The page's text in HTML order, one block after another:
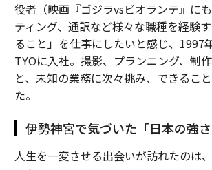
役者（映画『ゴジラvsビオランテ』に
ティング、通訳など様々な職種を経験
ること」を仕事にしたいと感じ、1997
TYOに入社。撮影、プランニング、制
と、未知の業務に次々挑み、できるこ
た。
伊勢神宮で気づいた「日本の強さ
人生を一変させる出会いが訪れたのは